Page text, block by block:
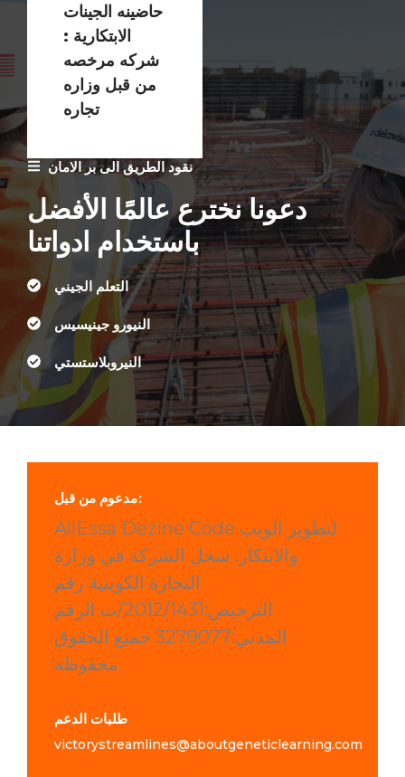
نقود الطريق الى بر الامان
دعونا نخترع عالمًا الأفضل
باستخدام ادواتنا
التعلم الجيني
النيورو جينيسيس
النيروبلاستستي
حاضينه الجينات
الابتكارية :
شركه مرخصه
من قبل وزاره
تجاره
مدعوم من قبل:
AllEssa Dezine Code لتطوير الويب
والابتكار. سجل الشركة في وزارة
التجارة الكويتية رقم
الترخيص:2012/1431/ت الرقم
المدني:3279077 جميع الحقوق
محفوظة
طلبات الدعم
victorystreamlines@aboutgeneticlearning.com